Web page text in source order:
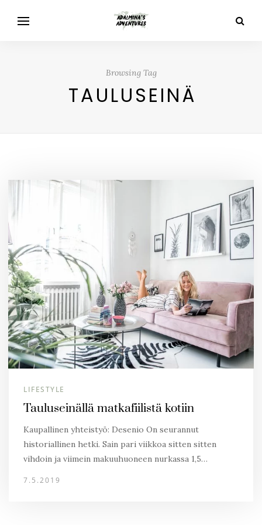
Browsing Tag
TAULUSEINÄ
LIFESTYLE
Tauluseinällä matkafiilistä kotiin
Kaupallinen yhteistyö: Desenio On seurannut
historiallinen hetki. Sain pari viikkoa sitten sitten
vihdoin ja viimein makuuhuoneen nurkassa 1,5…
7.5.2019